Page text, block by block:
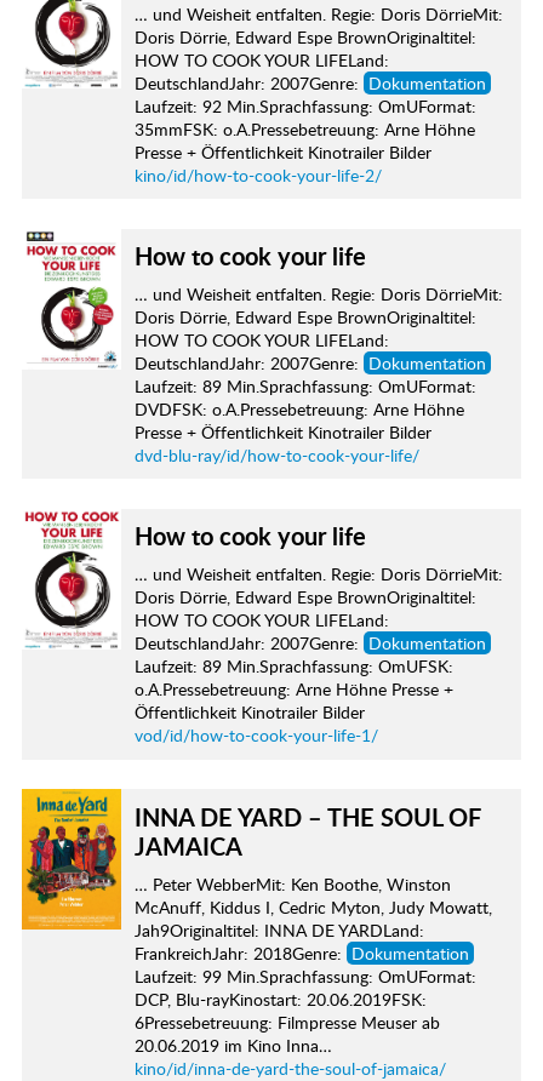
… und Weisheit entfalten. Regie: Doris DörrieMit:
Doris Dörrie, Edward Espe BrownOriginaltitel:
HOW TO COOK YOUR LIFELand:
DeutschlandJahr: 2007Genre: Dokumentation
Laufzeit: 92 Min.Sprachfassung: OmUFormat:
35mmFSK: o.A.Pressebetreuung: Arne Höhne
Presse + Öffentlichkeit Kinotrailer Bilder
kino/id/how-to-cook-your-life-2/
How to cook your life
… und Weisheit entfalten. Regie: Doris DörrieMit:
Doris Dörrie, Edward Espe BrownOriginaltitel:
HOW TO COOK YOUR LIFELand:
DeutschlandJahr: 2007Genre: Dokumentation
Laufzeit: 89 Min.Sprachfassung: OmUFormat:
DVDFSK: o.A.Pressebetreuung: Arne Höhne
Presse + Öffentlichkeit Kinotrailer Bilder
dvd-blu-ray/id/how-to-cook-your-life/
How to cook your life
… und Weisheit entfalten. Regie: Doris DörrieMit:
Doris Dörrie, Edward Espe BrownOriginaltitel:
HOW TO COOK YOUR LIFELand:
DeutschlandJahr: 2007Genre: Dokumentation
Laufzeit: 89 Min.Sprachfassung: OmUFSK:
o.A.Pressebetreuung: Arne Höhne Presse +
Öffentlichkeit Kinotrailer Bilder
vod/id/how-to-cook-your-life-1/
INNA DE YARD – THE SOUL OF
JAMAICA
… Peter WebberMit: Ken Boothe, Winston
McAnuff, Kiddus I, Cedric Myton, Judy Mowatt,
Jah9Originaltitel: INNA DE YARDLand:
FrankreichJahr: 2018Genre: Dokumentation
Laufzeit: 99 Min.Sprachfassung: OmUFormat:
DCP, Blu-rayKinostart: 20.06.2019FSK:
6Pressebetreuung: Filmpresse Meuser ab
20.06.2019 im Kino Inna…
kino/id/inna-de-yard-the-soul-of-jamaica/